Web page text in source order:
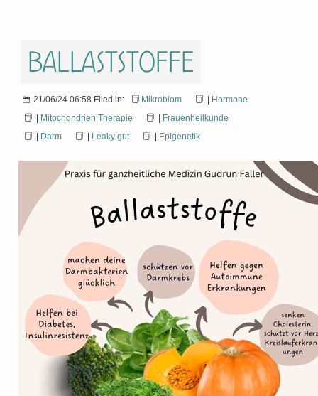
Ballaststoffe
21/06/24 06:58 Filed in: Mikrobiom | Hormone
| Mitochondrien Therapie | Frauenheilkunde
| Darm | Leaky gut | Epigenetik